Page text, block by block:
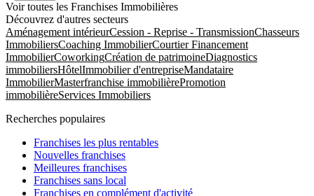
Voir toutes les Franchises Immobilières
Découvrez d'autres secteurs
Aménagement intérieurCession - Reprise - TransmissionChasseurs
ImmobiliersCoaching ImmobilierCourtier Financement
ImmobilierCoworkingCréation de patrimoineDiagnostics
immobiliersHôtelImmobilier d'entrepriseMandataire
ImmobilierMasterfranchise immobilièrePromotion
immobilièreServices Immobiliers
Recherches populaires
Franchises les plus rentables
Nouvelles franchises
Meilleures franchises
Franchises sans local
Franchises en complément d'activité